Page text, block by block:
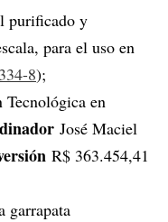
purificado y
para el uso en
8);
Tecnológica en
José Maciel
R$ 363.454,41
garrapata